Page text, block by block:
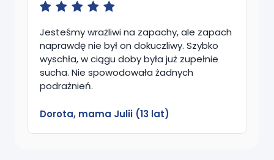
Jesteśmy wrażliwi na zapachy, ale zapach
naprawdę nie był on dokuczliwy. Szybko
wyschła, w ciągu doby była już zupełnie
sucha. Nie spowodowała żadnych
podrażnień.
Dorota, mama Julii (13 lat)